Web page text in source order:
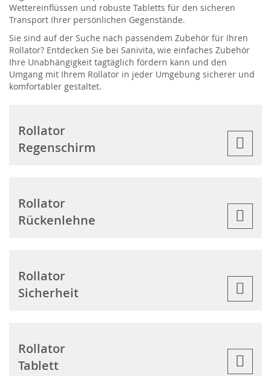
Wettereinflüssen und robuste Tabletts für den sicheren
Transport Ihrer persönlichen Gegenstände.
Sie sind auf der Suche nach passendem Zubehör für Ihren
Rollator? Entdecken Sie bei Sanivita, wie einfaches Zubehör
Ihre Unabhängigkeit tagtäglich fördern kann und den
Umgang mit Ihrem Rollator in jeder Umgebung sicherer und
komfortabler gestaltet.
Rollator
Regenschirm
Rollator
Rückenlehne
Rollator
Sicherheit
Rollator
Tablett